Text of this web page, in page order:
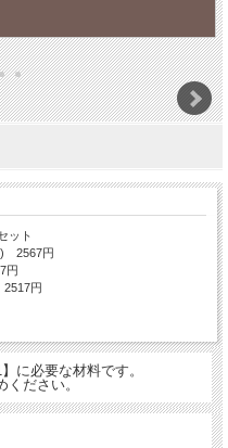
ット
2567円
円
円
に必要な材料です。
ださい。